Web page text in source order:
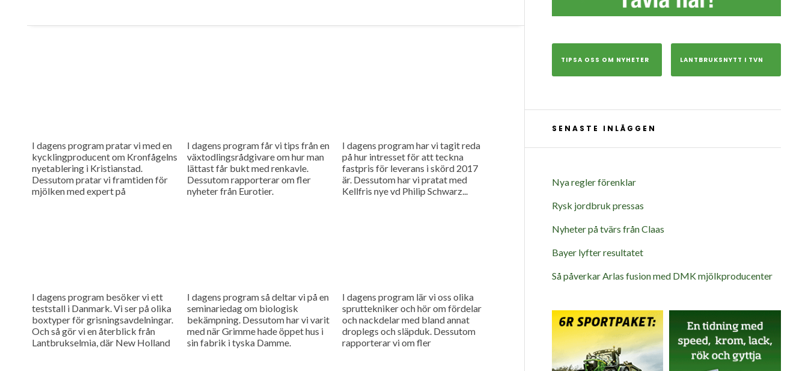
I dagens program pratar vi med en
kycklingproducent om Kronfågelns
nyetablering i Kristianstad.
Dessutom pratar vi framtiden för
mjölken med expert på
I dagens program får vi tips från en
växtodlingsrådgivare om hur man
lättast får bukt med renkavle.
Dessutom rapporterar om fler
nyheter från Eurotier.
I dagens program har vi tagit reda
på hur intresset för att teckna
fastpris för leverans i skörd 2017
är. Dessutom har vi pratat med
Kellfris nye vd Philip Schwarz...
I dagens program besöker vi ett
teststall i Danmark. Vi ser på olika
boxtyper för grisningsavdelningar.
Och så gör vi en återblick från
Lantbrukselmia, där New Holland
I dagens program så deltar vi på en
seminariedag om biologisk
bekämpning. Dessutom har vi varit
med när Grimme hade öppet hus i
sin fabrik i tyska Damme.
I dagens program lär vi oss olika
spruttekniker och hör om fördelar
och nackdelar med bland annat
droplegs och släpduk. Dessutom
rapporterar vi om fler
TIPSA OSS OM NYHETER LANTBRUKSNYTT I TVN
SENASTE INLÄGGEN
Nya regler förenklar
Rysk jordbruk pressas
Nyheter på tvärs från Claas
Bayer lyfter resultatet
Så påverkar Arlas fusion med DMK mjölkproducenter